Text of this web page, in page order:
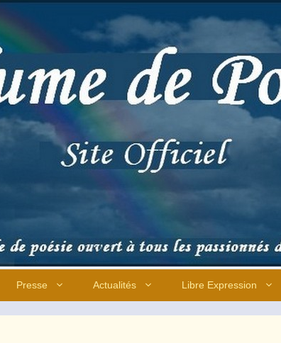
Presse Actualités Libre Expression